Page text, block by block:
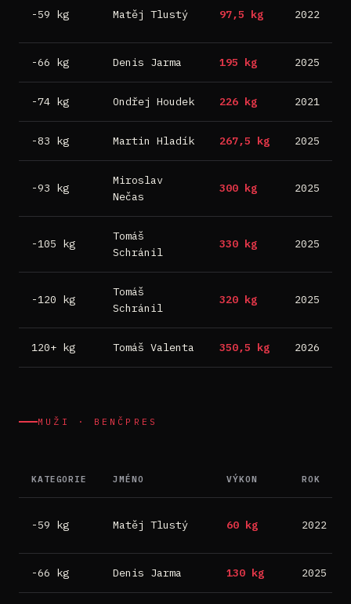
-59 kg Matěj Tlustý 97,5 kg 2022
-66 kg Denis Jarma 195 kg 2025
-74 kg Ondřej Houdek 226 kg 2021
-83 kg Martin Hladík 267,5 kg 2025
-93 kg
Miroslav
Nečas
300 kg 2025
-105 kg
Tomáš
Schránil
330 kg 2025
-120 kg
Tomáš
Schránil
320 kg 2025
120+ kg Tomáš Valenta 350,5 kg 2026
MUŽI · BENČPRES
KATEGORIE JMÉNO VÝKON ROK
-59 kg Matěj Tlustý 60 kg 2022
-66 kg Denis Jarma 130 kg 2025